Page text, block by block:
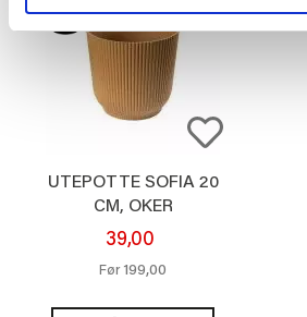
UTEPOTTE SOFIA 20
CM, OKER
39,00
Før 199,00